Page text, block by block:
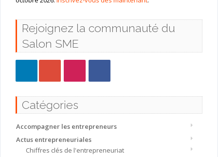
Rejoignez la communauté du
Salon SME
Catégories
Accompagner les entrepreneurs
Actus entrepreneuriales
Chiffres clés de l'entrepreneuriat